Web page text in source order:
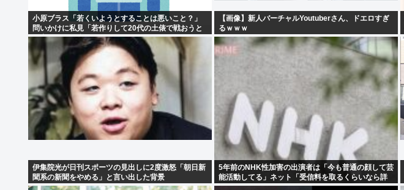
小原ブラス「若くいようとすることは悪いこと？」
問いかけに私見「若作りして20代の土俵で戦おうと
し出すとクソ痛いヤツに…」
【画像】新人バーチャルYoutuberさん、ドエロすぎ
るｗｗｗ
伊集院光が日刊スポーツの見出しに2度激怒「朝日新
聞系の新聞をやめる」と言い出した背景
5年前のNHK性加害の出演者は「今も普通の顔して芸
能活動してる」ネット「受信料を取るくらいなら詳
細を伝えよ」